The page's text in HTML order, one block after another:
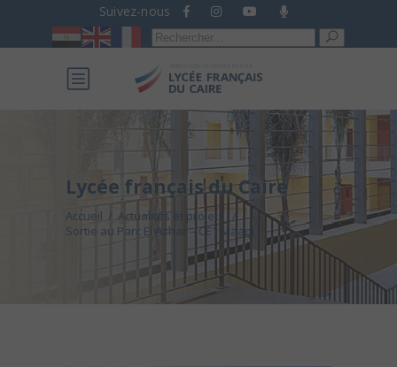
Suivez-nous
Recherche
pour :
Lycée français du Caire
Accueil / Actualités et projets
/
Sortie au Parc El Azhar – CE1 Maadi